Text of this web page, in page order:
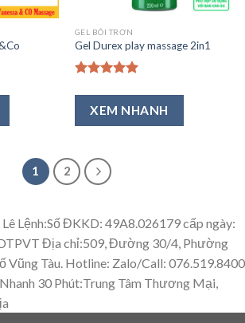
GEL BÔI TRƠN
Gel Durex play massage 2in1
hạng5.00
5 sao
XEM NHANH
1 2
Lệnh:Số ĐKKD: 49A8.026179 cấp ngày:
Địa chỉ:509, Đường 30/4, Phường
Vũng Tàu. Hotline: Zalo/Call: 076.519.8400
30 Phút:Trung Tâm Thương Mại,